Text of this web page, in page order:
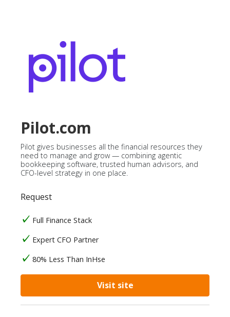
Pilot.com
Pilot gives businesses all the financial resources they
need to manage and grow — combining agentic
bookkeeping software, trusted human advisors, and
CFO-level strategy in one place.
Request
Full Finance Stack
Expert CFO Partner
80% Less Than InHse
Visit site